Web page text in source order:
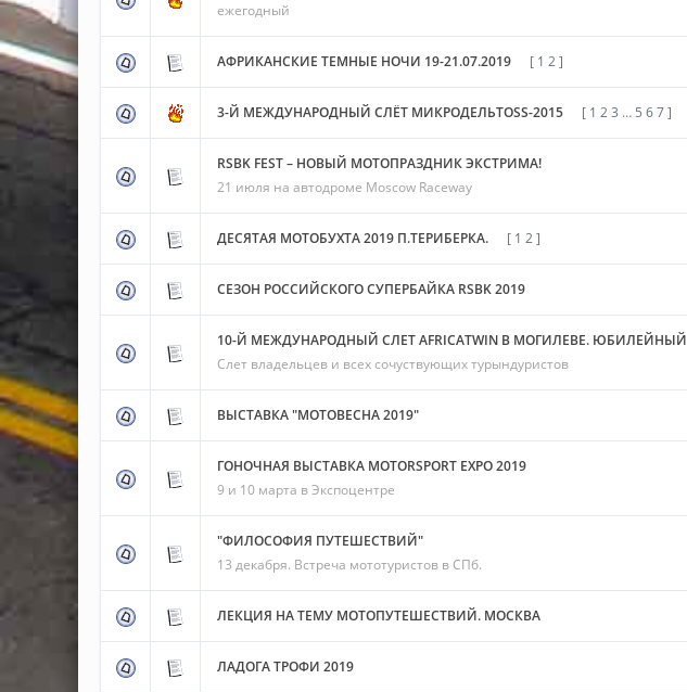
ежегодный
АФРИКАНСКИЕ ТЕМНЫЕ НОЧИ 19-21.07.2019 [ 1 2]
3-Й МЕЖДУНАРОДНЫЙ СЛЁТ МИКРОДЕЛЬТOSS-2015 [ 1 23 … 5 67]
RSBK FEST – НОВЫЙ МОТОПРАЗДНИК ЭКСТРИМА!
21 июля на автодроме Moscow Raceway
ДЕСЯТАЯ МОТОБУХТА 2019 П.ТЕРИБЕРКА. [ 1 2]
СЕЗОН РОССИЙСКОГО СУПЕРБАЙКА RSBK 2019
10-Й МЕЖДУНАРОДНЫЙ СЛЕТ АFRICAТWIN В МОГИЛЕВЕ. ЮБИЛЕЙНЫЙ
Слет владельцев и всех сочуствующих турындуристов
ВЫСТАВКА "МОТОВЕСНА 2019"
ГОНОЧНАЯ ВЫСТАВКА MOTORSPORT EXPO 2019
9 и 10 марта в Экспоцентре
"ФИЛОСОФИЯ ПУТЕШЕСТВИЙ"
13 декабря. Встреча мототуристов в СПб.
ЛЕКЦИЯ НА ТЕМУ МОТОПУТЕШЕСТВИЙ. МОСКВА
ЛАДОГА ТРОФИ 2019